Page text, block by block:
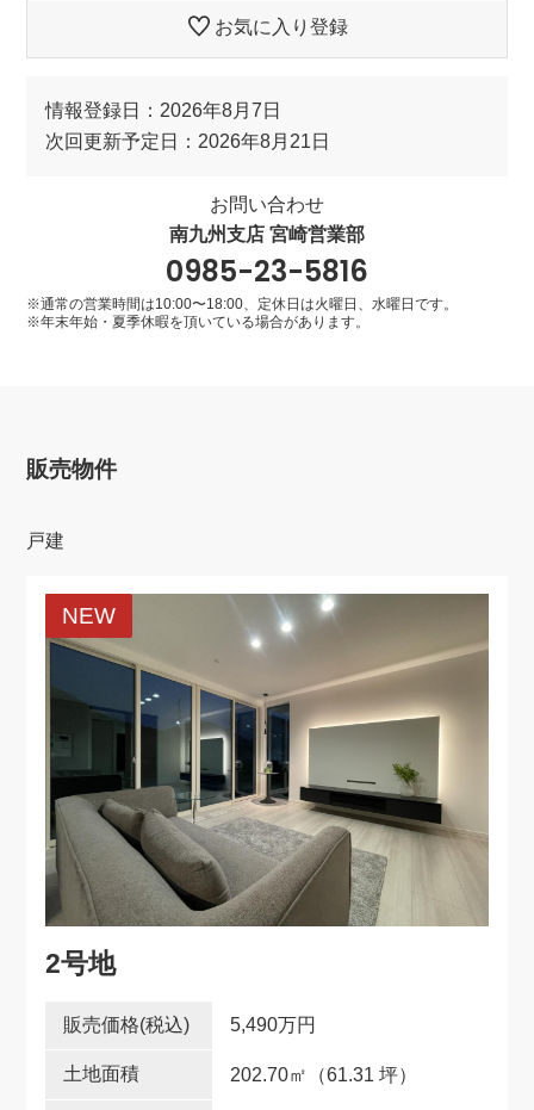
お気に入り登録
情報登録日：2026年8月7日
次回更新予定日：2026年8月21日
お問い合わせ
南九州支店 宮崎営業部
0985-23-5816
※通常の営業時間は10:00〜18:00、定休日は火曜日、水曜日です。
※年末年始・夏季休暇を頂いている場合があります。
販売物件
戸建
NEW
2号地
5,490万円
202.70㎡ （61.31 坪）